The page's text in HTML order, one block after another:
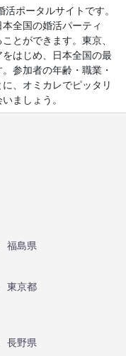
ポータルサイトです。
全国の婚活パーティ
とができます。東京、
はじめ、日本全国の最
参加者の年齢・職業・
、オミカレでピッタリ
ましょう。
福島県
東京都
長野県